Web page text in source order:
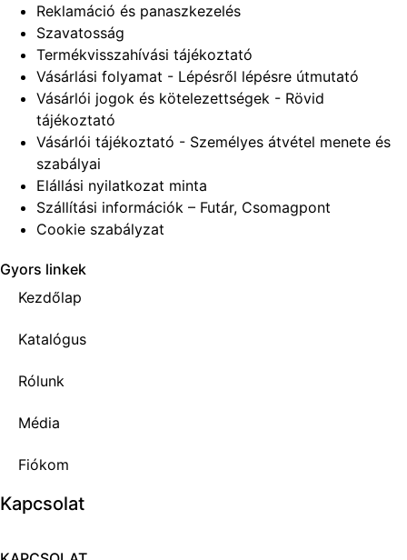
Reklamáció és panaszkezelés
Szavatosság
Termékvisszahívási tájékoztató
Vásárlási folyamat - Lépésről lépésre útmutató
Vásárlói jogok és kötelezettségek - Rövid
tájékoztató
Vásárlói tájékoztató - Személyes átvétel menete és
szabályai
Elállási nyilatkozat minta
Szállítási információk – Futár, Csomagpont
Cookie szabályzat
Gyors linkek
Kezdőlap
Katalógus
Rólunk
Média
Fiókom
Kapcsolat